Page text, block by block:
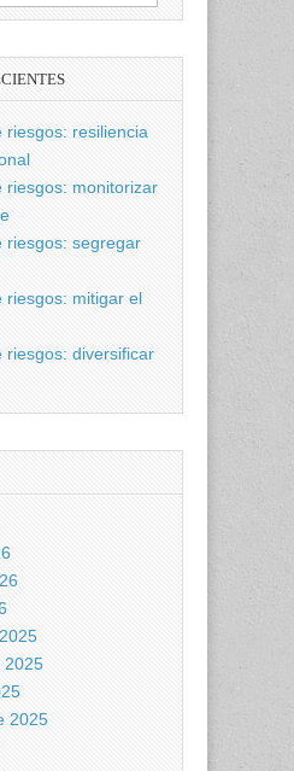
riesgos: resiliencia
riesgos: monitorizar
riesgos: segregar
riesgos: mitigar el
riesgos: diversificar
2025
2025